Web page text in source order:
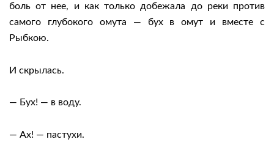
боль от нее, и как только добежала до реки против
самого глубокого омута — бух в омут и вместе с
Рыбкою.
И скрылась.
— Бух! — в воду.
— Ах! — пастухи.